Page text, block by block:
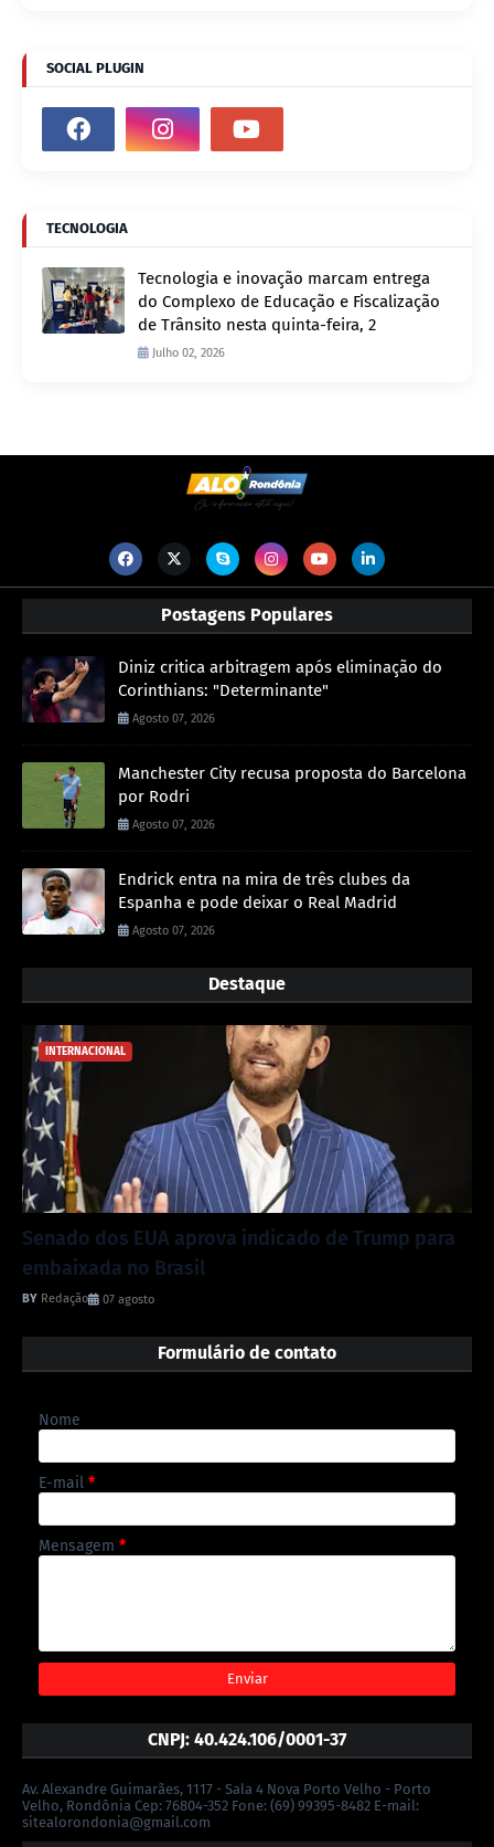
SOCIAL PLUGIN
TECNOLOGIA
Tecnologia e inovação marcam entrega
do Complexo de Educação e Fiscalização
de Trânsito nesta quinta-feira, 2
Julho 02, 2026
Postagens Populares
Diniz critica arbitragem após eliminação do
Corinthians: "Determinante"
Agosto 07, 2026
Manchester City recusa proposta do Barcelona
por Rodri
Agosto 07, 2026
Endrick entra na mira de três clubes da
Espanha e pode deixar o Real Madrid
Agosto 07, 2026
Destaque
INTERNACIONAL
Senado dos EUA aprova indicado de Trump para
embaixada no Brasil
Redação 07 agosto
Formulário de contato
Nome
E-mail *
Mensagem *
CNPJ: 40.424.106/0001-37
Av. Alexandre Guimarães, 1117 - Sala 4 Nova Porto Velho - Porto
Velho, Rondônia Cep: 76804-352 Fone: (69) 99395-8482 E-mail:
sitealorondonia@gmail.com